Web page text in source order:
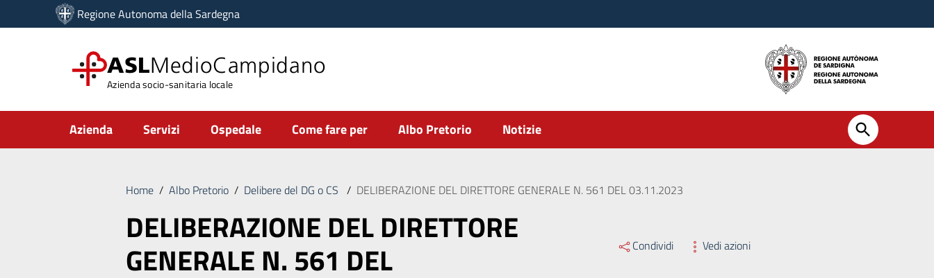
Vai ai contenuti
Vai al menu di navigazione
Regione Autonoma della Sardegna
ASLMedioCampidano
Azienda socio-sanitaria locale
Submenu
Azienda Servizi Ospedale Come fare per Albo Pretorio Notizie
Home / Albo Pretorio / Delibere del DG o CS / DELIBERAZIONE DEL DIRETTORE GENERALE N. 561 DEL 03.11.2023
DELIBERAZIONE DEL DIRETTORE
GENERALE N. 561 DEL Condividi Vedi azioni